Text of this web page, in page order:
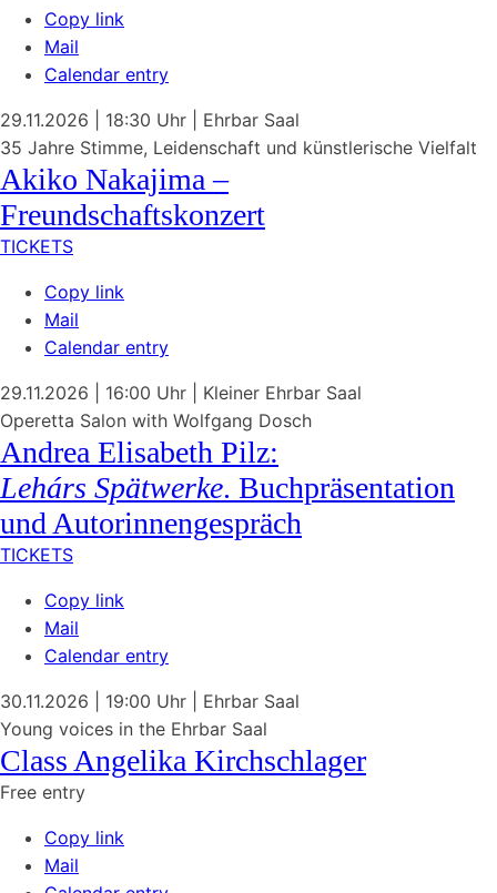
Copy link
Mail
Calendar entry
29.11.2026 | 18:30 Uhr
Ehrbar Saal
35 Jahre Stimme, Leidenschaft und künstlerische Vielfalt
Akiko Nakajima –
Freundschaftskonzert
TICKETS
Copy link
Mail
Calendar entry
29.11.2026 | 16:00 Uhr
Kleiner Ehrbar Saal
Operetta Salon with Wolfgang Dosch
Andrea Elisabeth Pilz:
Lehárs Spätwerke. Buchpräsentation
und Autorinnengespräch
TICKETS
Copy link
Mail
Calendar entry
30.11.2026 | 19:00 Uhr
Ehrbar Saal
Young voices in the Ehrbar Saal
Class Angelika Kirchschlager
Free entry
Copy link
Mail